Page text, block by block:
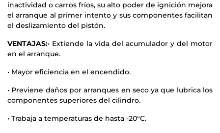
inactividad o carros fríos, su alto poder de ignición mejora
el arranque al primer intento y sus componentes facilitan
el deslizamiento del pistón.
VENTAJAS:• Extiende la vida del acumulador y del motor
en el arranque.
• Mayor eficiencia en el encendido.
• Previene daños por arranques en seco ya que lubrica los
componentes superiores del cilindro.
• Trabaja a temperaturas de hasta -20°C.